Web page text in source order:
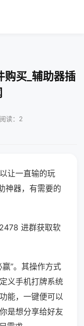
购买_辅助器插
读：2
让一直输的玩
神器，有需要的
进群获取软
”。其操作方式
义手机打牌系统
能，一键便可以
是想分享给好友